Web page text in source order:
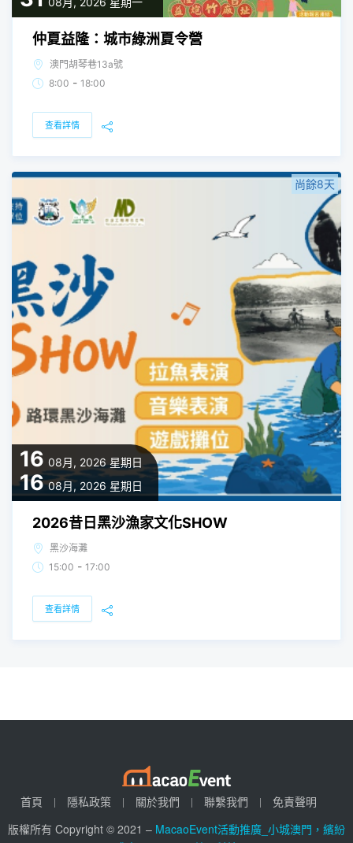
仲夏益隆：城市綠洲夏令營
澳門胡琴巷13a號
8:00 - 18:00
查看詳情
16 08月, 2026 星期日
16 08月, 2026 星期日
尚餘8天
2026昔日黑沙漁家文化SHOW
黑沙海灘
15:00 - 17:00
查看詳情
首頁 隱私政策 關於我們 聯繫我們
免責聲明
版權所有 Copyright © 2021 – MacaoEvent活動推廣_小城澳門，繽紛